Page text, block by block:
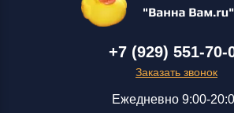
+7 (929) 551-70-
Заказать звонок
Ежедневно 9:00-